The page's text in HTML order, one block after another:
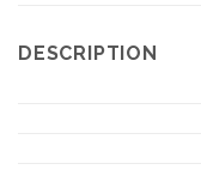
DESCRIPTION